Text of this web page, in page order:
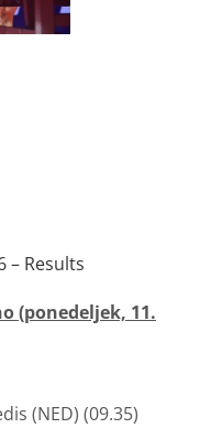
– Results
(ponedeljek, 11.
(NED) (09.35)